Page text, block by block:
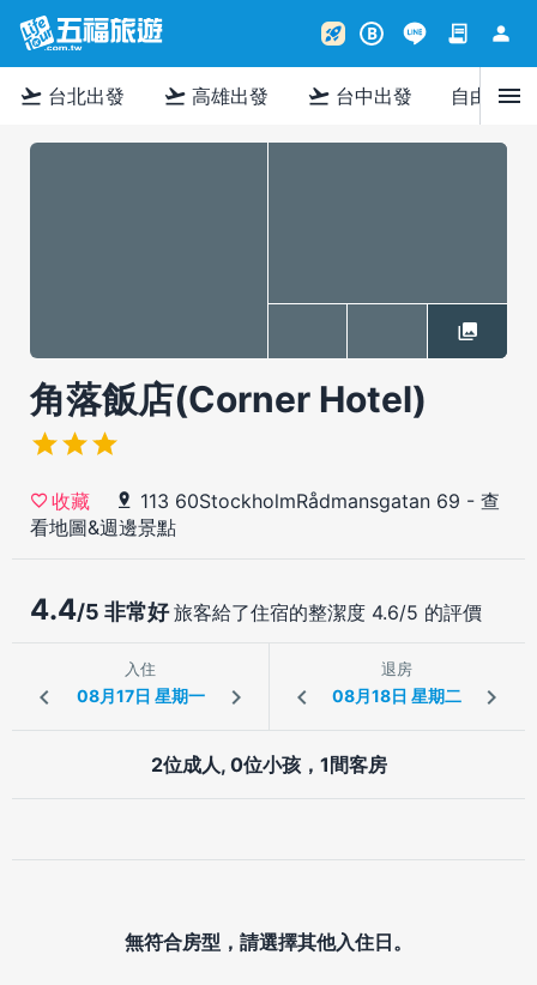
rocket_launch B contract person
flight_takeoff 台北出發 flight_takeoff 高雄出發 flight_takeoff 台中出發 自由行menu
角落飯店(Corner Hotel)
收藏 113 60StockholmRådmansgatan 69 - 查
看地圖&週邊景點
4.4/5 非常好旅客給了住宿的整潔度 4.6/5 的評價
入住 退房
2位成人, 0位小孩，1間客房
無符合房型，請選擇其他入住日。